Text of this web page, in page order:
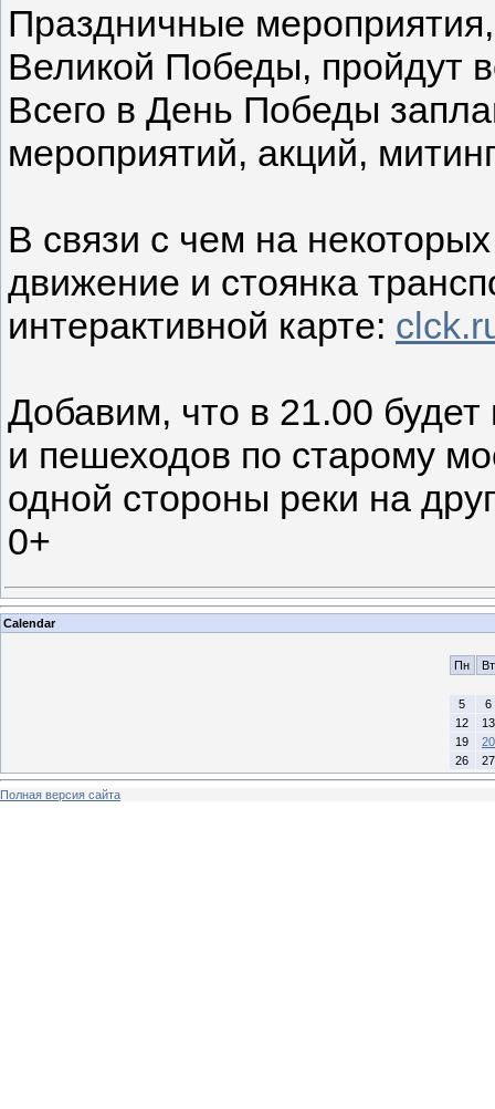
Праздничные
Великой Победы, пройдут
Всего в День Победы
мероприятий, акций,
В связи с чем на
движение и стоянка
интерактивной карте:
Добавим, что в 21.00
и пешеходов по старому
одной стороны реки на
0+
Calendar
Пн Вт
5
6
12
13
19
20
26
27
Полная версия сайта